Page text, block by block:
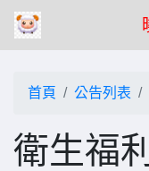
首頁 公告列表
衛生福